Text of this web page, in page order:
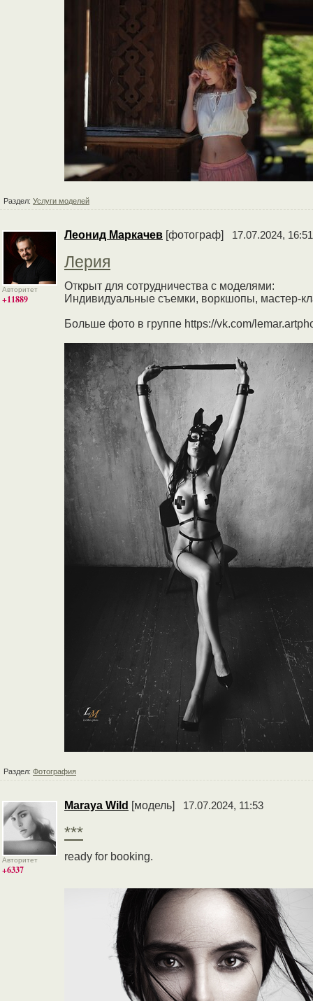
Раздел: Услуги моделей
Авторитет
+11889
Леонид Маркачев [фотограф] 17.07.2024, 16:51
Лерия
Открыт для сотрудничества с моделями:
Индивидуальные съемки, воркшопы, мастер-
Больше фото в группе https://vk.com/
Раздел: Фотография
Авторитет
+6337
Maraya Wild [модель] 17.07.2024, 11:53
***
ready for booking.